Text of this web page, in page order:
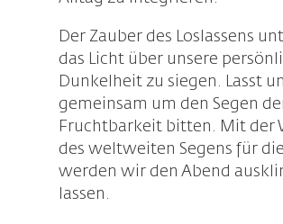
Der Zauber des Loslassens
das Licht über unsere
Dunkelheit zu siegen. Lasst
gemeinsam um den Segen
Fruchtbarkeit bitten. Mit der
des weltweiten Segens für
werden wir den Abend
lassen.